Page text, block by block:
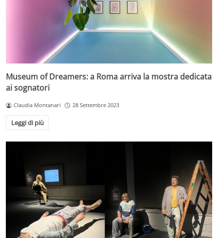
Museum of Dreamers: a Roma arriva la mostra dedicata
ai sognatori
Claudia Montanari 28 Settembre 2023
Leggi di più